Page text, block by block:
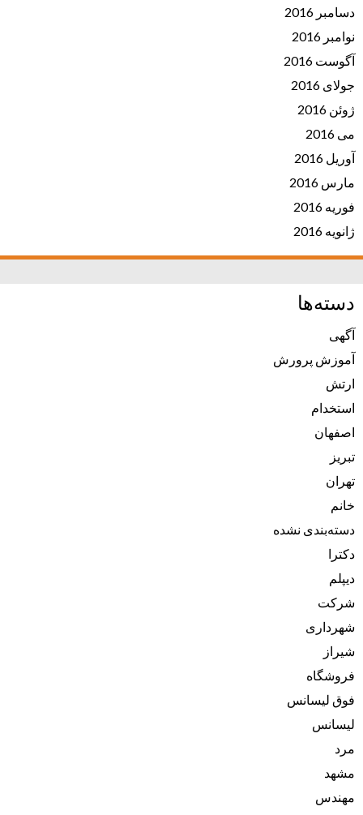
دسامبر 2016
نوامبر 2016
آگوست 2016
جولای 2016
ژوئن 2016
می 2016
آوریل 2016
مارس 2016
فوریه 2016
ژانویه 2016
دسته‌ها
آگهی
آموزش پرورش
ارتش
استخدام
اصفهان
تبریز
تهران
خانم
دسته‌بندی نشده
دکترا
دیپلم
شرکت
شهرداری
شیراز
فروشگاه
فوق لیسانس
لیسانس
مرد
مشهد
مهندس